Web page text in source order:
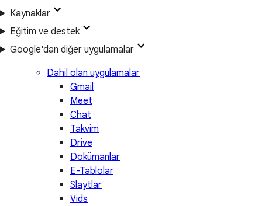
Kaynaklar
Eğitim ve destek
Google'dan diğer uygulamalar
Dahil olan uygulamalar
Gmail
Meet
Chat
Takvim
Drive
Dokümanlar
E-Tablolar
Slaytlar
Vids